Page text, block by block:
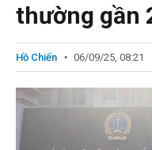
thường gần
Hồ Chiến 06/09/25, 08:21